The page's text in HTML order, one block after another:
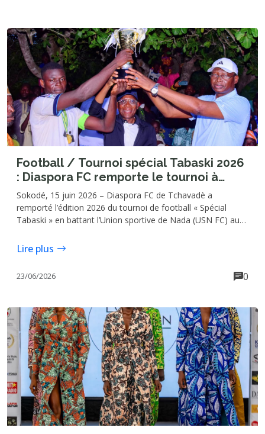
Football / Tournoi spécial Tabaski 2026
: Diaspora FC remporte le tournoi à
Tchavadè
Sokodé, 15 juin 2026 – Diaspora FC de Tchavadè a
remporté l’édition 2026 du tournoi de football « Spécial
Tabaski » en battant l’Union sportive de Nada (USN FC) aux
14 juin sur le terrain de Tchavadè, dans la commune de
Tchaoudjo 1. Au terme du temps réglementaire, les deux
Lire plus
23/06/2026 0